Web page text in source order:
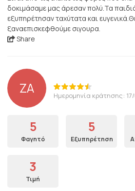
δοκιμάσαμε μας άρεσαν πολύ.Τα
εξυπηρέτησαν ταχύτατα και
ξαναεπισκεφθούμε σιγουρα.
Share
ZA Ημερομηνία κράτησης:
5
Φαγητό
5
Εξυπηρέτηση
3
Τιμή